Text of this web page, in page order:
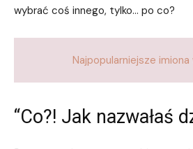
wybrać coś innego, tylko… po co?
Najpopularniejsze imiona
“Co?! Jak nazwałaś